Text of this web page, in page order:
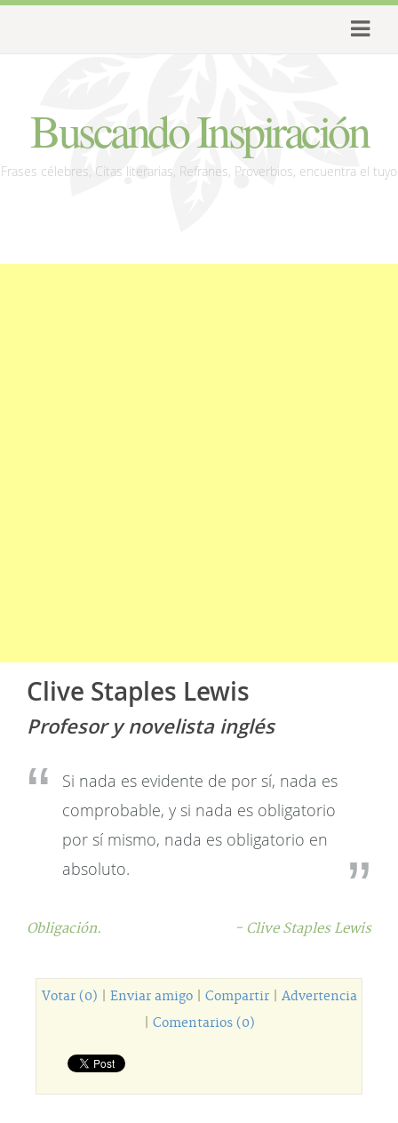
Buscando Inspiración
Frases célebres, Citas literarias, Refranes, Proverbios, encuentra el tuyo
Clive Staples Lewis
Profesor y novelista inglés
Si nada es evidente de por sí, nada es
comprobable, y si nada es obligatorio
por sí mismo, nada es obligatorio en
absoluto.
Obligación. - Clive Staples Lewis
Votar (0) Enviar amigo| Compartir| Advertencia
Comentarios (0)